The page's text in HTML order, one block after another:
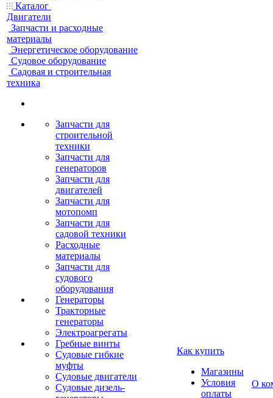
Каталог
Двигатели
Запчасти и расходные
материалы
Энергетическое оборудование
Судовое оборудование
Садовая и строительная
техника
Запчасти для
строительной
техники
Запчасти для
генераторов
Запчасти для
двигателей
Запчасти для
мотопомп
Запчасти для
садовой техники
Расходные
материалы
Запчасти для
судового
оборудования
Генераторы
Тракторные
генераторы
Электроагрегаты
Гребные винты
Судовые гибкие
муфты
Судовые двигатели
Судовые дизель-
Как купить
Магазины
Условия
оплаты
О